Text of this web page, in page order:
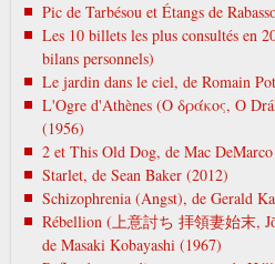
Pic de Tarbésou et Étangs de
Les 10 billets les plus consultés en
bilans personnels)
Le jardin dans le ciel, de Romain
L'Ogre d'Athènes (Ο δράκος, O
(1956)
2 et This Old Dog, de Mac
Starlet, de Sean Baker (2012)
Schizophrenia (Angst), de Gerald
Rébellion (上意討ち 拝領妻始末,
de Masaki Kobayashi (1967)